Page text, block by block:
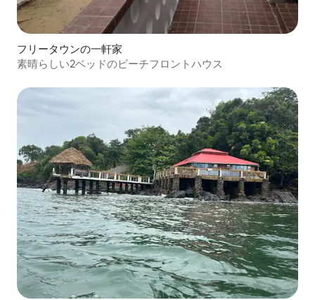
フリータウンの一軒家
素晴らしい2ベッドのビーチフロントハウス